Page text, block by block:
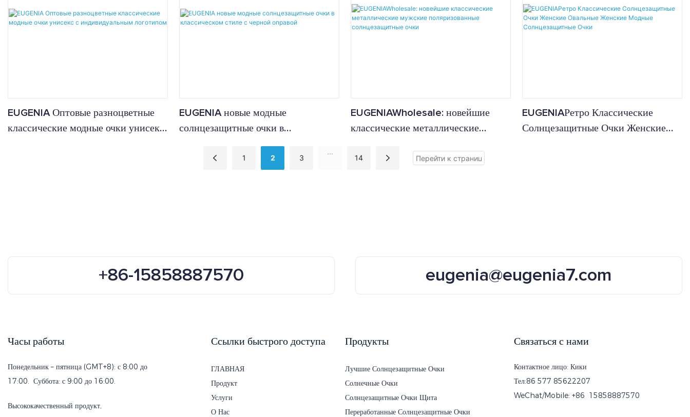
EUGENIA Оптовые разноцветные
классические модные очки унисекс
EUGENIA новые модные
солнцезащитные очки в
классическом стиле с черной
оправой
EUGENIAWholesale: новейшие
классические металлические
солнцезащитные очки
EUGENIAРетро Классические
Солнцезащитные Очки Женские
1 2 3
...
14
+86-15858887570 eugenia@eugenia7.com
Часы работы
Понедельник – пятница (GMT+8): с 8:00 до
17:00. Суббота: с 9:00 до 16:00.
Высококачественный продукт,
Ссылки быстрого доступа
ГЛАВНАЯ
Продукт
Услуги
О Нас
Продукты
Лучшие Солнцезащитные Очки
Солнечные Очки
Солнцезащитные Очки Щита
Переработанные Солнцезащитные Очки
Связаться с нами
Контактное лицо: Кики
Тел:86 577 85622207
WeChat/Mobile: +86 15858887570